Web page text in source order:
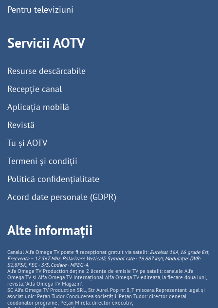
Pentru televiziuni
Servicii AOTV
Resurse descărcabile
Recepție canal
Aplicația mobilă
Revistă
Tu și AOTV
Termeni și condiții
Politică confidențialitate
Acord date personale (GDPR)
Alte informații
Canalul Alfa Omega TV poate fi recepționat gratuit via satelit: Eutelsat 16A, 16 grade Est,
Frecventa – 12.567 Mhz, PolarizareVerticală, Symbol rate - 16.667 ks/s, Modulație: DVB-
S2,8PSK, FEC - 3/5, Codare - MPEG-4.
Alfa Omega TV Production deține 2 licențe de emisie TV pe satelit: canalele Alfa
Omega TV și Alfa Omega TV Internațional. Alfa Omega TV editeaza, la fiecare doua luni,
revista: "Alfa Omega TV Magazin".
SC Alfa Omega TV Production SRL, Str Aurel Pop nr. 8, Timisoara. Reprezentant legal și
asociat unic: Pețan Tudor. Conducerea societății: Pețan Tudor: director general,
coodonator programe; Pețan Mirela: director executiv;